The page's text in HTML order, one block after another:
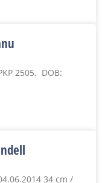
2505, DOB:
34 cm /